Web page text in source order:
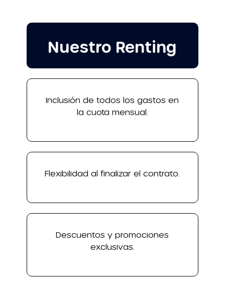
Nuestro Renting
Inclusión de todos los gastos en
la cuota mensual.
Flexibilidad al finalizar el contrato.
Descuentos y promociones
exclusivas.